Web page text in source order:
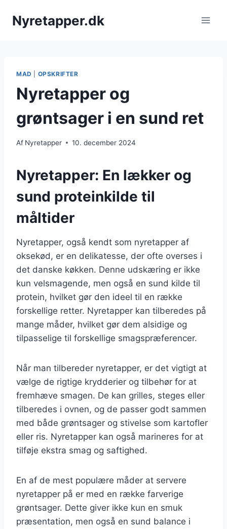
Nyretapper.dk
MAD OPSKRIFTER
Nyretapper og
grøntsager i en sund ret
Af Nyretapper 10. december 2024
Nyretapper: En lækker og
sund proteinkilde til
måltider
Nyretapper, også kendt som nyretapper af
oksekød, er en delikatesse, der ofte overses i
det danske køkken. Denne udskæring er ikke
kun velsmagende, men også en sund kilde til
protein, hvilket gør den ideel til en række
forskellige retter. Nyretapper kan tilberedes på
mange måder, hvilket gør dem alsidige og
tilpasselige til forskellige smagspræferencer.
Når man tilbereder nyretapper, er det vigtigt at
vælge de rigtige krydderier og tilbehør for at
fremhæve smagen. De kan grilles, steges eller
tilberedes i ovnen, og de passer godt sammen
med både grøntsager og stivelse som kartofler
eller ris. Nyretapper kan også marineres for at
tilføje ekstra smag og saftighed.
En af de mest populære måder at servere
nyretapper på er med en række farverige
grøntsager. Dette giver ikke kun en smuk
præsentation, men også en sund balance i